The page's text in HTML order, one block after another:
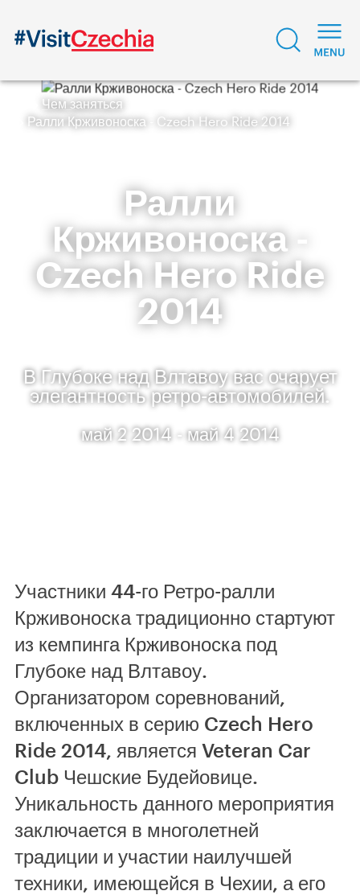
Чем заняться
Ралли Крживоноска - Czech Hero Ride 2014
Ралли
Крживоноска -
Czech Hero Ride
2014
В Глубоке над Влтавоу вас очарует
элегантность ретро-автомобилей.
май 2 2014 - май 4 2014
Участники 44-го Ретро-ралли
Крживоноска традиционно стартуют
из кемпинга Крживоноска под
Глубоке над Влтавоу.
Организатором соревнований,
включенных в серию Czech Hero
Ride 2014, является Veteran Car
Club Чешские Будейовице.
Уникальность данного мероприятия
заключается в многолетней
традиции и участии наилучшей
техники, имеющейся в Чехии, а его